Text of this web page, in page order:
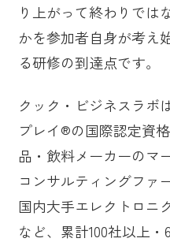
り上がって終わりでは
かを参加者自身が考え
る研修の到達点です。
クック・ビジネスラボ
プレイ®の国際認定資
品・飲料メーカーのマ
コンサルティングファ
国内大手エレクトロニ
など、累計100社以上